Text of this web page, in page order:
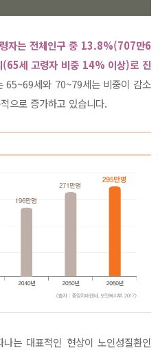
자는 전체인구 중 13.8%(707만6
(65세 고령자 비중 14% 이상)로 진
65~69세와 70~79세는 비중이 감소
으로 증가하고 있습니다.
는 대표적인 현상이 노인성질환인